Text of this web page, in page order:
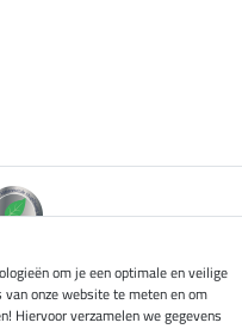
om je een optimale en veilige
onze website te meten en om
Hiervoor verzamelen we gegevens